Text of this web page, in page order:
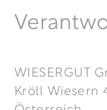
WIESERGUT
Kröll Wiesern